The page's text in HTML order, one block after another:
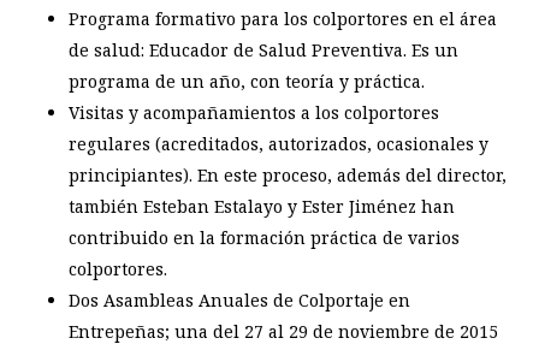
Programa formativo para los colportores en el área
de salud: Educador de Salud Preventiva. Es un
programa de un año, con teoría y práctica.
Visitas y acompañamientos a los colportores
regulares (acreditados, autorizados, ocasionales y
principiantes). En este proceso, además del director,
también Esteban Estalayo y Ester Jiménez han
contribuido en la formación práctica de varios
colportores.
Dos Asambleas Anuales de Colportaje en
Entrepeñas; una del 27 al 29 de noviembre de 2015